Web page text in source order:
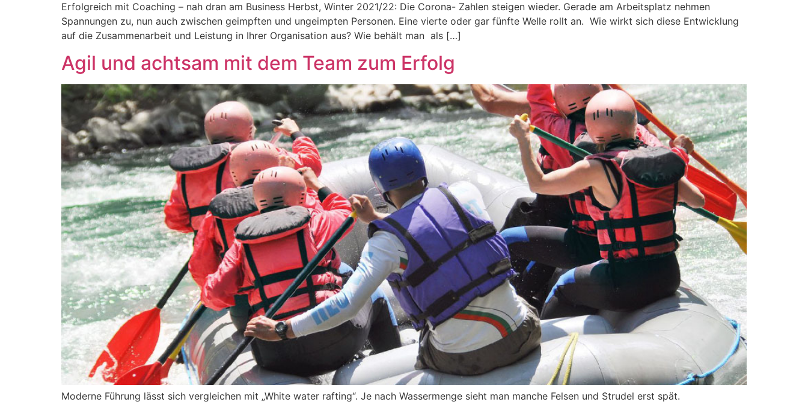
Erfolgreich mit Coaching – nah dran am Business Herbst, Winter 2021/22: Die Corona- Zahlen steigen wieder. Gerade am Arbeitsplatz nehmen
Spannungen zu, nun auch zwischen geimpften und ungeimpten Personen. Eine vierte oder gar fünfte Welle rollt an. Wie wirkt sich diese Entwicklung
auf die Zusammenarbeit und Leistung in Ihrer Organisation aus? Wie behält man als […]
Agil und achtsam mit dem Team zum Erfolg
Moderne Führung lässt sich vergleichen mit „White water rafting“. Je nach Wassermenge sieht man manche Felsen und Strudel erst spät.